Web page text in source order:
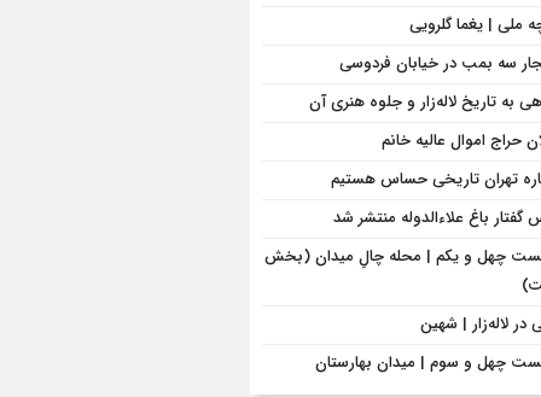
ملی | یغما گلرویی
سه بمب در خیابان فردوسی
به تاریخ لاله‌زار و جلوه هنری آن
حراج اموال عالیه خانم
تهران تاریخی حساس هستیم
گفتار باغ علاءالدوله منتشر شد
چهل و یکم | محله چالِ میدان (بخش
در لاله‌زار | شهین
چهل و سوم | میدان بهارستان